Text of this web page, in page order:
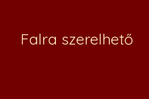
Falra szerelhető